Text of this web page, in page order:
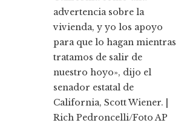
advertencia sobre la
vivienda, y yo los apoyo
para que lo hagan mientras
tratamos de salir de
nuestro hoyo», dijo el
senador estatal de
California, Scott Wiener. |
Rich Pedroncelli/Foto AP